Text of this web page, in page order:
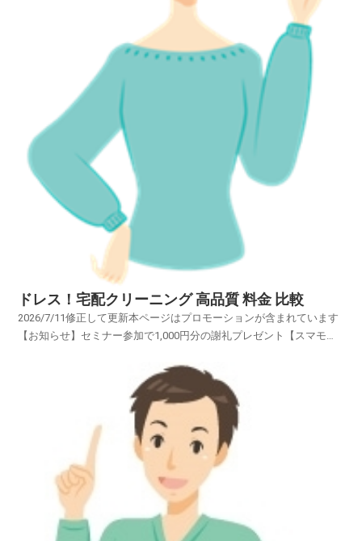
ドレス！宅配クリーニング 高品質 料金 比較
2026/7/11修正して更新本ページはプロモーションが含まれています
【お知らせ】セミナー参加で1,000円分の謝礼プレゼント【スマモ
ツ・スカート・ブラウス・ワンピース・カーディガン・礼
服」・・・・・オーダーメイドの高級衣類・・・・ブラン...